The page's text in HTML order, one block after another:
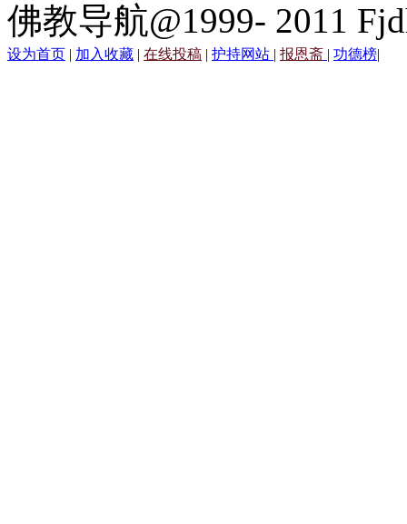
佛教导航@1999- 2011
设为首页 | 加入收藏 | 在线投稿 | 护持网站 | 报恩斋 | 功德榜|